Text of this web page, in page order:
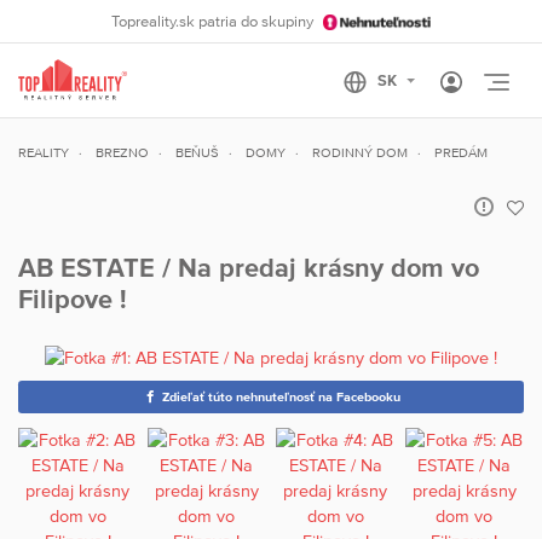
Topreality.sk patria do skupiny
REALITY BREZNO BEŇUŠ DOMY RODINNÝ DOM PREDÁM
AB ESTATE / Na predaj krásny dom vo
Filipove !
Zdieľať túto nehnuteľnosť na Facebooku